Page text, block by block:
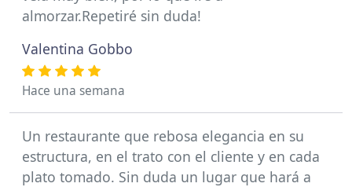
almorzar.Repetiré sin duda!
Valentina Gobbo
Hace una semana
Un restaurante que rebosa elegancia en su
estructura, en el trato con el cliente y en cada
plato tomado. Sin duda un lugar que hará a